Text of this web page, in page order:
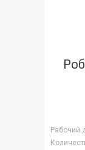
Рабочий